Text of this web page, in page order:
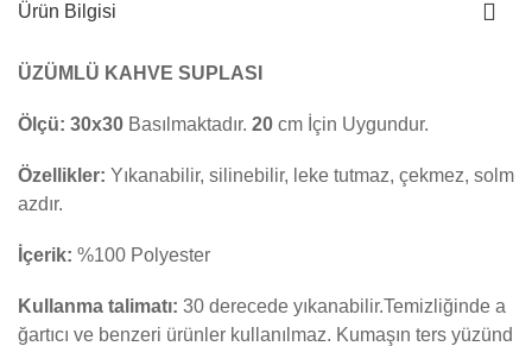
Ürün Bilgisi
ÜZÜMLÜ KAHVE SUPLASI
Ölçü: 30x30 Basılmaktadır. 20 cm İçin Uygundur.
Özellikler: Yıkanabilir, silinebilir, leke tutmaz, çekmez, solm
azdır.
İçerik: %100 Polyester
Kullanma talimatı: 30 derecede yıkanabilir.Temizliğinde a
ğartıcı ve benzeri ürünler kullanılmaz. Kumaşın ters yüzünd